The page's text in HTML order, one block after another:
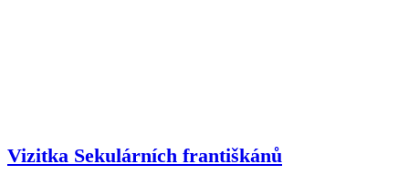
Vizitka Sekulárních františkánů